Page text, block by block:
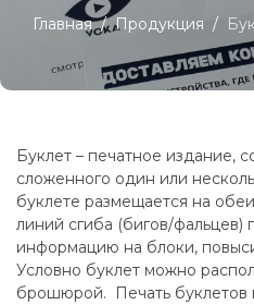
Главная Продукция
Буклет – печатное издание,
сложенного один или
буклете размещается на
линий сгиба (бигов/фальцев)
информацию на блоки,
Условно буклет можно
брошюрой. Печать буклетов